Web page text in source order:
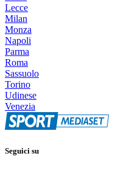
Lecce
Milan
Monza
Napoli
Parma
Roma
Sassuolo
Torino
Udinese
Venezia
Seguici su